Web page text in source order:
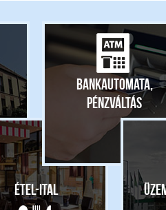
Étel-ital
Bankautomata,
pénzváltás